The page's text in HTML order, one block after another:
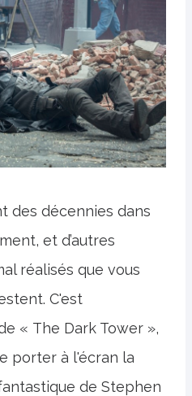
des décennies dans
et d’autres
réalisés que vous
C'est
« The Dark Tower »,
porter à l'écran la
de Stephen